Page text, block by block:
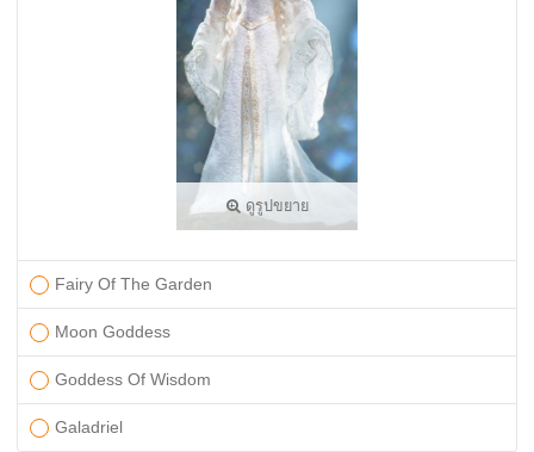
ดูรูปขยาย
Fairy Of The Garden
Moon Goddess
Goddess Of Wisdom
Galadriel